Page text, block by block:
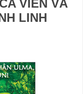
VIÊN VÀ
LINH